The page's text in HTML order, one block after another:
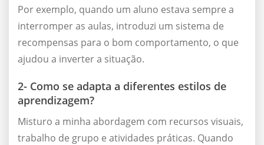
Por exemplo, quando um aluno estava sempre a
interromper as aulas, introduzi um sistema de
recompensas para o bom comportamento, o que
ajudou a inverter a situação.
2- Como se adapta a diferentes estilos de
aprendizagem?
Misturo a minha abordagem com recursos visuais,
trabalho de grupo e atividades práticas. Quando